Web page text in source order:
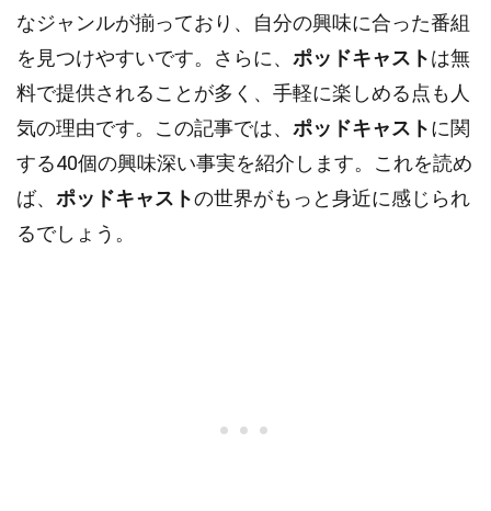
なジャンルが揃っており、自分の興味に合った番組
を見つけやすいです。さらに、 ポッドキャストは無
料で提供されることが多く、手軽に楽しめる点も人
気の理由です。この記事では、 ポッドキャストに関
する40個の興味深い事実を紹介します。これを読め
ば、 ポッドキャストの世界がもっと身近に感じられ
るでしょう。